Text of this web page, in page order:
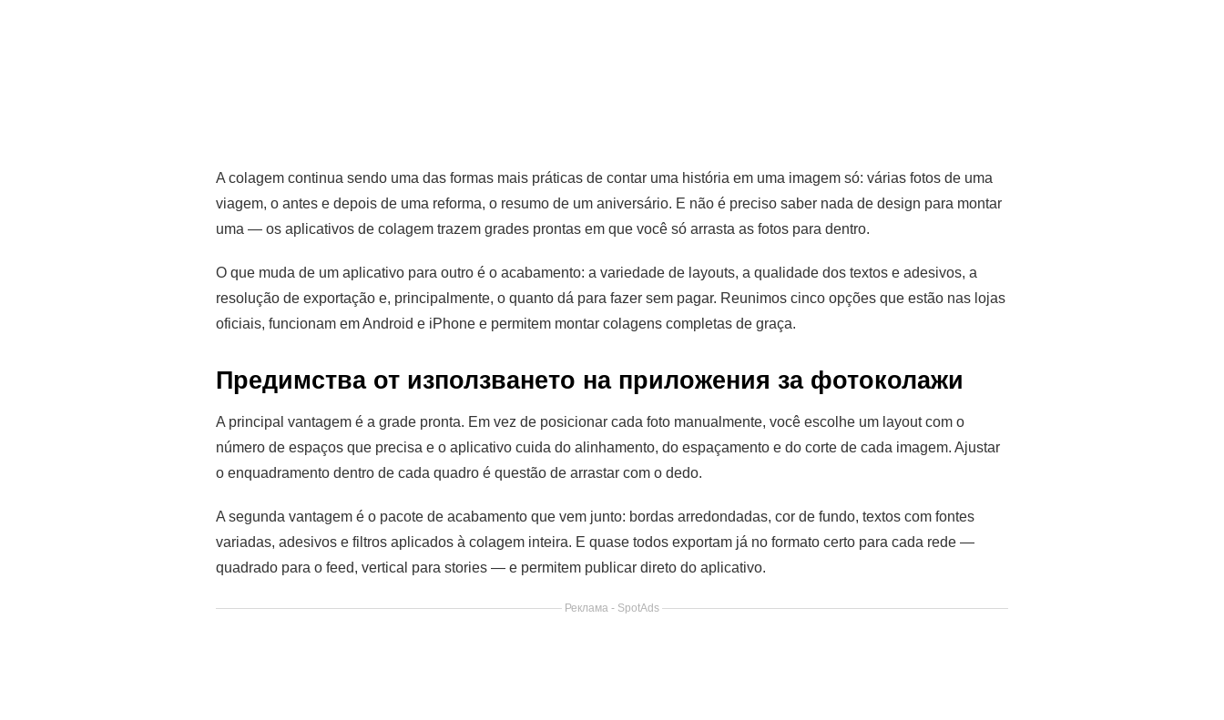
A colagem continua sendo uma das formas mais práticas de contar uma história em uma imagem só: várias fotos de uma
viagem, o antes e depois de uma reforma, o resumo de um aniversário. E não é preciso saber nada de design para montar
uma — os aplicativos de colagem trazem grades prontas em que você só arrasta as fotos para dentro.
O que muda de um aplicativo para outro é o acabamento: a variedade de layouts, a qualidade dos textos e adesivos, a
resolução de exportação e, principalmente, o quanto dá para fazer sem pagar. Reunimos cinco opções que estão nas lojas
oficiais, funcionam em Android e iPhone e permitem montar colagens completas de graça.
Предимства от използването на приложения за фотоколажи
A principal vantagem é a grade pronta. Em vez de posicionar cada foto manualmente, você escolhe um layout com o
número de espaços que precisa e o aplicativo cuida do alinhamento, do espaçamento e do corte de cada imagem. Ajustar
o enquadramento dentro de cada quadro é questão de arrastar com o dedo.
A segunda vantagem é o pacote de acabamento que vem junto: bordas arredondadas, cor de fundo, textos com fontes
variadas, adesivos e filtros aplicados à colagem inteira. E quase todos exportam já no formato certo para cada rede —
quadrado para o feed, vertical para stories — e permitem publicar direto do aplicativo.
Реклама - SpotAds